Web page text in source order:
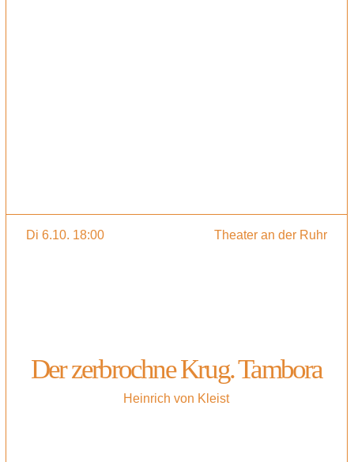
Di 6.10. 18:00 Theater an der Ruhr
Der zerbrochne Krug. Tambora
Heinrich von Kleist